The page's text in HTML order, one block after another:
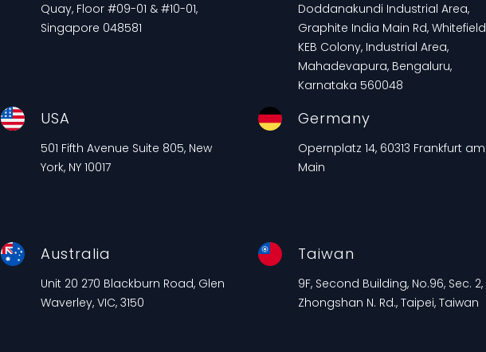
Quay, Floor #09-01 & #10-01,
Singapore 048581
Doddanakundi Industrial Area,
Graphite India Main Rd,
KEB Colony, Industrial Area,
Mahadevapura, Bengaluru,
Karnataka 560048
USA
501 Fifth Avenue Suite 805, New
York, NY 10017
Germany
Opernplatz 14, 60313 Frankfurt am
Main
Australia
Unit 20 270 Blackburn Road, Glen
Waverley, VIC, 3150
Taiwan
9F, Second Building, No.96, Sec. 2,
Zhongshan N. Rd., Taipei, Taiwan